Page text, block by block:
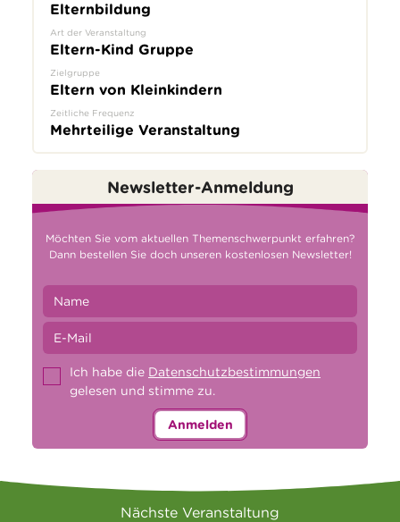
Elternbildung
Art der Veranstaltung
Eltern-Kind Gruppe
Zielgruppe
Eltern von Kleinkindern
Zeitliche Frequenz
Mehrteilige Veranstaltung
Newsletter-Anmeldung
Möchten Sie vom aktuellen Themenschwerpunkt erfahren?
Dann bestellen Sie doch unseren kostenlosen Newsletter!
Ich habe die Datenschutzbestimmungen
gelesen und stimme zu.
Anmelden
Nächste Veranstaltung